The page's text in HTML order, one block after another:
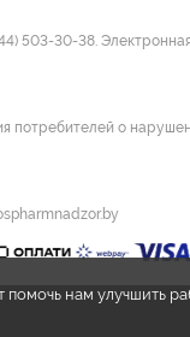
503-30-38.
о
нам улучшить